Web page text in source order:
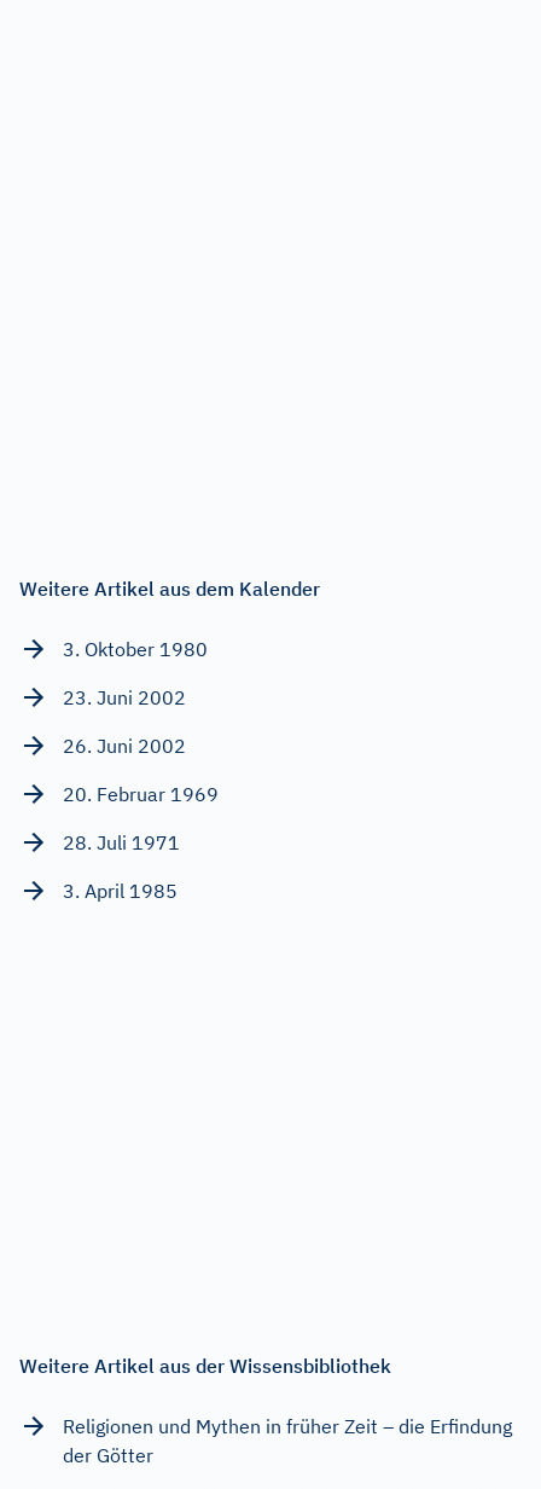
Weitere Artikel aus dem Kalender
3. Oktober 1980
23. Juni 2002
26. Juni 2002
20. Februar 1969
28. Juli 1971
3. April 1985
Weitere Artikel aus der Wissensbibliothek
Religionen und Mythen in früher Zeit – die Erfindung
der Götter